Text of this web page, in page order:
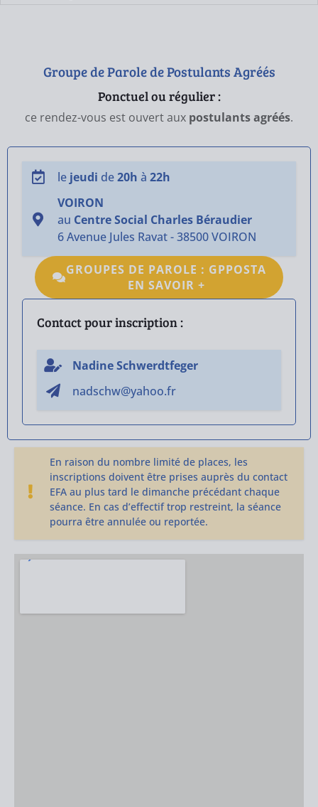
Groupe de Parole de Postulants Agréés
Ponctuel ou régulier :
ce rendez-vous est ouvert aux postulants agréés.
le jeudi de20h à 22h
VOIRON
au Centre Social Charles Béraudier
6 Avenue Jules Ravat - 38500 VOIRON
GROUPES DE PAROLE : GPPOSTA
EN SAVOIR +
Contact pour inscription :
Nadine Schwerdtfeger
nadschw@yahoo.fr
En raison du nombre limité de places, les
inscriptions doivent être prises auprès du contact
EFA au plus tard le dimanche précédant chaque
séance. En cas d’effectif trop restreint, la séance
pourra être annulée ou reportée.